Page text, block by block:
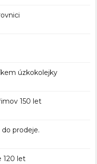
úzkokolejky
150 let
prodeje.
120 let